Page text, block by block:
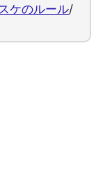
ケのルール/